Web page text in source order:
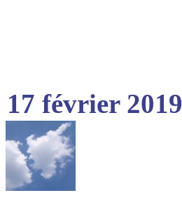
17 février 2019